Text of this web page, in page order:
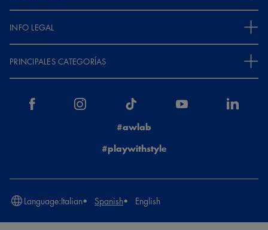
INFO LEGAL
PRINCIPALES CATEGORÍAS
#awlab
#playwithstyle
Language:Italian Spanish English